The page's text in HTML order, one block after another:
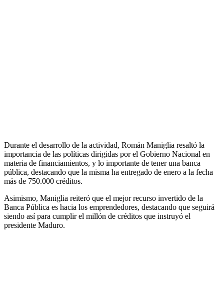
Durante el desarrollo de la actividad, Román Maniglia resaltó la
importancia de las políticas dirigidas por el Gobierno Nacional en
materia de financiamientos, y lo importante de tener una banca
pública, destacando que la misma ha entregado de enero a la fecha
más de 750.000 créditos.
Asimismo, Maniglia reiteró que el mejor recurso invertido de la
Banca Pública es hacia los emprendedores, destacando que seguirá
siendo así para cumplir el millón de créditos que instruyó el
presidente Maduro.